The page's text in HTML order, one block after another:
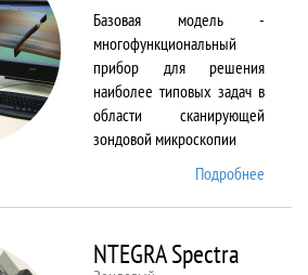
Базовая модель -
многофункциональный
прибор для решения
наиболее типовых задач в
области сканирующей
зондовой микроскопии
Подробнее
NTEGRA Spectra